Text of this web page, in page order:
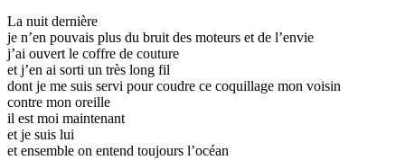
La nuit dernière
je n’en pouvais plus du bruit des moteurs et de l’envie
j’ai ouvert le coffre de couture
et j’en ai sorti un très long fil
dont je me suis servi pour coudre ce coquillage mon voisin
contre mon oreille
il est moi maintenant
et je suis lui
et ensemble on entend toujours l’océan